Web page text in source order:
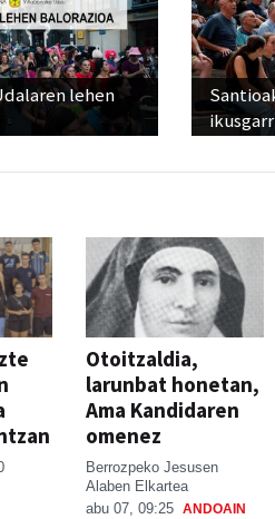
lehen
Otoitzaldia,
larunbat honetan,
Ama Kandidaren
omenez
Berrozpeko Jesusen
Alaben Elkartea
abu 07, 09:25 ANDOAIN